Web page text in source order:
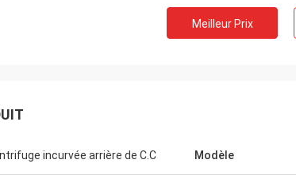
Les produits d'OFAN sont qualité
Meilleur Prix
incurvée arrière de C.C Modèle